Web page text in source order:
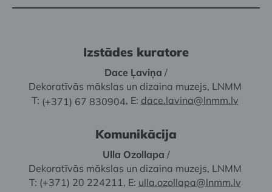
Izstādes kuratore
Dace Ļaviņa /
Dekoratīvās mākslas un dizaina muzejs, LNMM
T: (+371) 67 830904, E: dace.lavina@lnmm.lv
Komunikācija
Ulla Ozollapa /
Dekoratīvās mākslas un dizaina muzejs, LNMM
T: (+371) 20 224211, E: ulla.ozollapa@lnmm.lv